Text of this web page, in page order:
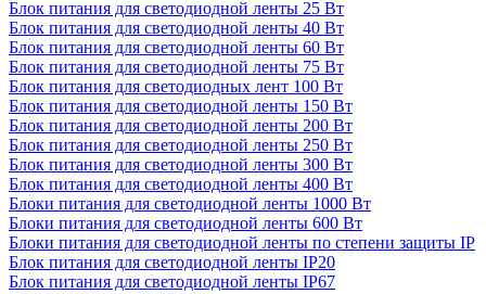
Блок питания для светодиодной ленты 25 Вт
Блок питания для светодиодной ленты 40 Вт
Блок питания для светодиодной ленты 60 Вт
Блок питания для светодиодной ленты 75 Вт
Блок питания для светодиодных лент 100 Вт
Блок питания для светодиодной ленты 150 Вт
Блок питания для светодиодной ленты 200 Вт
Блок питания для светодиодной ленты 250 Вт
Блок питания для светодиодной ленты 300 Вт
Блок питания для светодиодной ленты 400 Вт
Блоки питания для светодиодной ленты 1000 Вт
Блоки питания для светодиодной ленты 600 Вт
Блоки питания для светодиодной ленты по степени защиты IP
Блок питания для светодиодной ленты IP20
Блок питания для светодиодной ленты IP67